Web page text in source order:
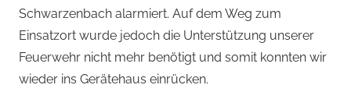
Schwarzenbach alarmiert. Auf dem Weg zum
Einsatzort wurde jedoch die Unterstützung unserer
Feuerwehr nicht mehr benötigt und somit konnten wir
wieder ins Gerätehaus einrücken.